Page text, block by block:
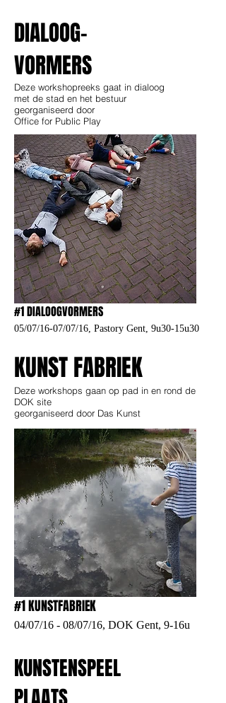
KUNST FABRIEK
Deze workshops gaan op pad in en rond de
DOK site
georganiseerd door Das Kunst
DIALOOG-
VORMERS
Deze workshopreeks gaat in dialoog
met de stad en het bestuur
georganiseerd door
Office for Public Play
#1 KUNSTFABRIEK
04/07/16 - 08/07/16, DOK Gent, 9-16u
#1 DIALOOGVORMERS
05/07/16-07/07/16, Pastory Gent, 9u30-15u30
KUNSTENSPEEL